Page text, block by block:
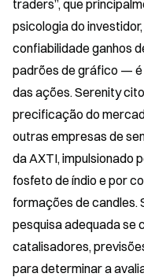
traders”, que
psicologia do
confiabilidade ganhos
padrões de gráfico — é
das ações. Serenity
precificação do
outras empresas de
da AXTI, impulsionado
fosfeto de índio e por
formações de candles.
pesquisa adequada se
catalisadores,
para determinar a